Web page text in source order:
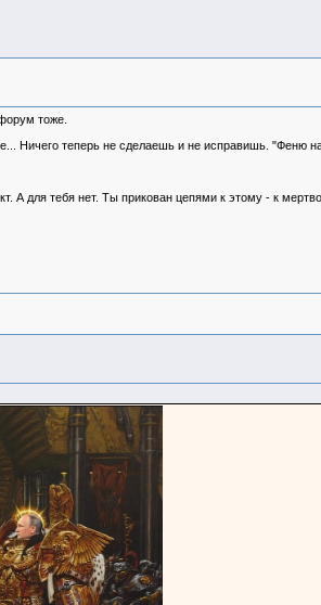
тоже.
Ничего теперь не сделаешь и не исправишь. "Феню
А для тебя нет. Ты прикован цепями к этому - к